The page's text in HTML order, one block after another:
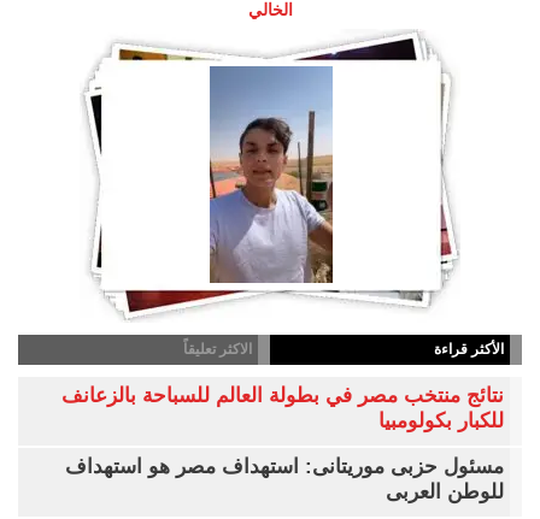
الخالي
الأكثر قراءة الاكثر تعليقاً
نتائج منتخب مصر في بطولة العالم للسباحة بالزعانف
للكبار بكولومبيا
مسئول حزبى موريتانى: استهداف مصر هو استهداف
للوطن العربى